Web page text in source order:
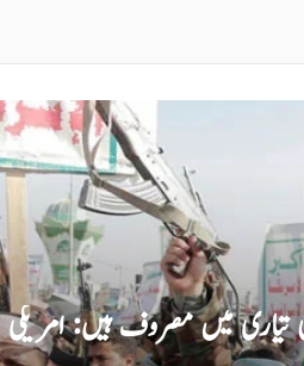
کو گھر میں جا کر قتل کر دیا